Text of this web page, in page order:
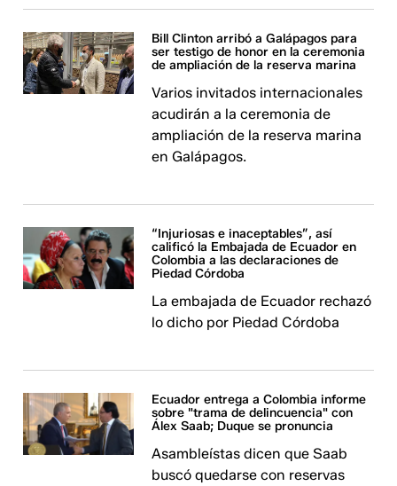
Bill Clinton arribó a Galápagos para
ser testigo de honor en la ceremonia
de ampliación de la reserva marina
Varios invitados internacionales
acudirán a la ceremonia de
ampliación de la reserva marina
en Galápagos.
“Injuriosas e inaceptables”, así
calificó la Embajada de Ecuador en
Colombia a las declaraciones de
Piedad Córdoba
La embajada de Ecuador rechazó
lo dicho por Piedad Córdoba
Ecuador entrega a Colombia informe
sobre "trama de delincuencia" con
Álex Saab; Duque se pronuncia
Asambleístas dicen que Saab
buscó quedarse con reservas